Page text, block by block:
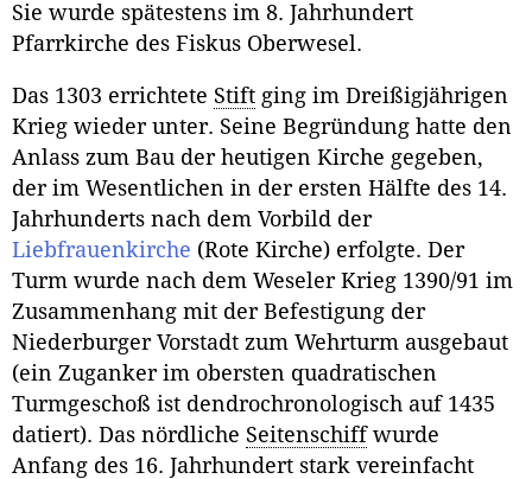
Sie wurde spätestens im 8. Jahrhundert
Pfarrkirche des Fiskus Oberwesel.
Das 1303 errichtete Stift ging im Dreißigjährigen
Krieg wieder unter. Seine Begründung hatte den
Anlass zum Bau der heutigen Kirche gegeben,
der im Wesentlichen in der ersten Hälfte des 14.
Jahrhunderts nach dem Vorbild der
Liebfrauenkirche (Rote Kirche) erfolgte. Der
Turm wurde nach dem Weseler Krieg 1390/91 im
Zusammenhang mit der Befestigung der
Niederburger Vorstadt zum Wehrturm ausgebaut
(ein Zuganker im obersten quadratischen
Turmgeschoß ist dendrochronologisch auf 1435
datiert). Das nördliche Seitenschiffwurde
Anfang des 16. Jahrhundert stark vereinfacht